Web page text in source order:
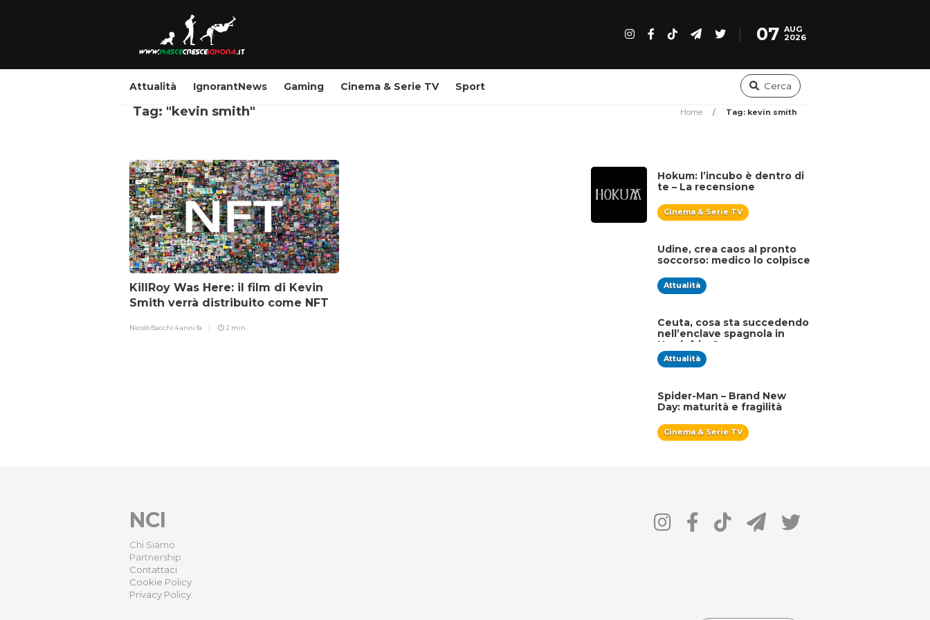
07 AUG
2026
Attualità IgnorantNews Gaming Cinema & Serie TV Sport Cerca
Tag: "kevin smith" Home / Tag: kevin smith
KillRoy Was Here: il film di Kevin
Smith verrà distribuito come NFT
Nicolò Bacchi 4 anni fa 2 min
Hokum: l’incubo è dentro di
te – La recensione
Cinema & Serie TV
Udine, crea caos al pronto
soccorso: medico lo colpisce
Attualità
Ceuta, cosa sta succedendo
nell’enclave spagnola in
Nordafrica?
Attualità
Spider-Man – Brand New
Day: maturità e fragilità
Cinema & Serie TV
NCI
Chi Siamo
Partnership
Contattaci
Cookie Policy
Privacy Policy